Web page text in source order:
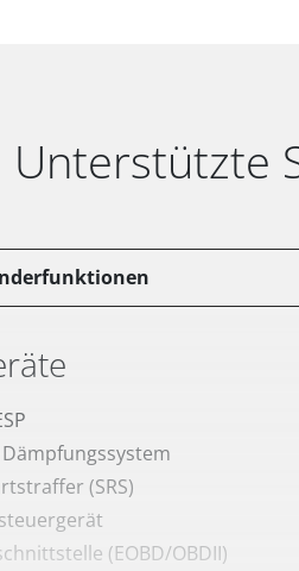
Unterstützte
(SRS)
(EOBD/OBDII)